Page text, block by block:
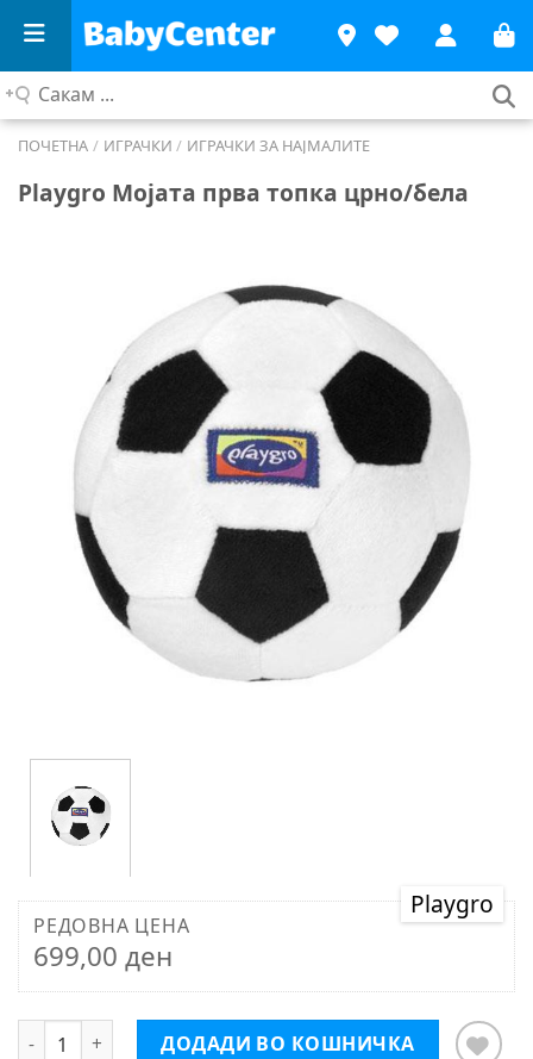
Сакам
ПОЧЕТНА / ИГРАЧКИ / ИГРАЧКИ ЗА НАЈМАЛИТЕ
Playgro Мојата прва топка црно/бела
Playgro
РЕДОВНА ЦЕНА
699,00 ден
Playgro Мојата прва топка црно/бела
ДОДАДИ ВО КОШНИЧКА